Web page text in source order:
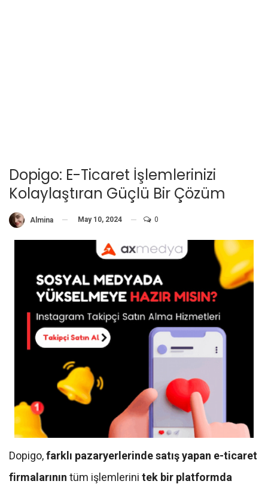
Dopigo: E-Ticaret İşlemlerinizi
Kolaylaştıran Güçlü Bir Çözüm
Almina May 10, 2024 0
Dopigo,farklı pazaryerlerinde satış yapan e-ticaret
firmalarının tüm işlemlerini tek bir platformda